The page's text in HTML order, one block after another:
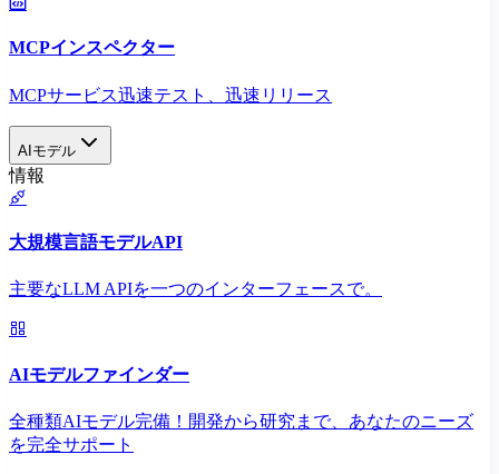
MCPインスペクター
MCPサービス迅速テスト、迅速リリース
AIモデル
情報
大規模言語モデルAPI
主要なLLM APIを一つのインターフェースで。
AIモデルファインダー
全種類AIモデル完備！開発から研究まで、あなたのニーズ
を完全サポート